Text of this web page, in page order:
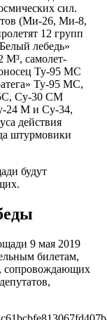
сил.
(Ми-26, Ми-8,
12 групп
лебедь»
М³, самолет-
Ту-95 МС
Ту-95 МС,
Су-30 СМ
24 М и Су-34,
действия
штурмовики
будут
9 мая 2019
билетам,
сопровождающих